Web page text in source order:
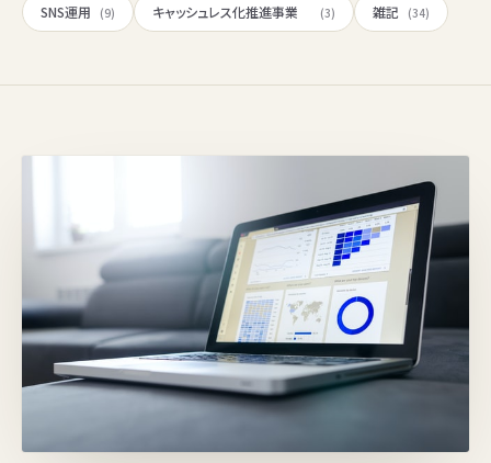
SNS運用 (9) キャッシュレス化推進事業 (3) 雑記 (34)